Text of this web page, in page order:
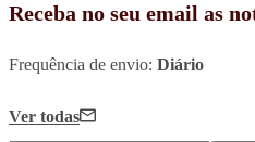
Receba no seu email as
Frequência de envio: Diário
Ver todas